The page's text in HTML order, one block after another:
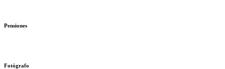
Pensiones
Fotógrafo